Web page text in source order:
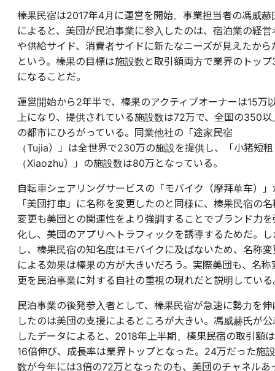
榛果民宿は2017年4月に運営を開始。事業担当者の馮威赫
によると、美団が民泊事業に参入したのは、宿泊業の経営
や供給サイド、消費者サイドに新たなニーズが見えたから
という。榛果の目標は施設数と取引額両方で業界のトップ
になることだ。
運営開始から2年半で、榛果のアクティブオーナーは15万
上になり、提供されている施設数は72万で、全国の350以
の都市にひろがっている。同業他社の「途家民宿
（Tujia）」は全世界で230万の施設を提供し、「小猪短租
（Xiaozhu）」の施設数は80万となっている。
自転車シェアリングサービスの「モバイク（摩拜单车）」
「美団打車」に名称を変更したのと同様に、榛果民宿の名
変更も美団との関連性をより強調することでブランド力を
化し、美団のアプリへトラフィックを誘導するためだ。し
し、榛果民宿の知名度はモバイクに及ばないため、名称変
による効果は榛果の方が大きいだろう。実際美団も、名称
更を民泊事業に対する自社の重視の現れだと説明している
民泊事業の後発参入者として、榛果民宿が急速に勢力を伸
したのは美団の支援によるところが大きい。馮威赫氏が公
したデータによると、2018年上半期、榛果民宿の取引額は
16倍伸び、成長率は業界トップとなった。24万だった施設
数が今年には3倍の72万となったのも、美団のチャネルあ